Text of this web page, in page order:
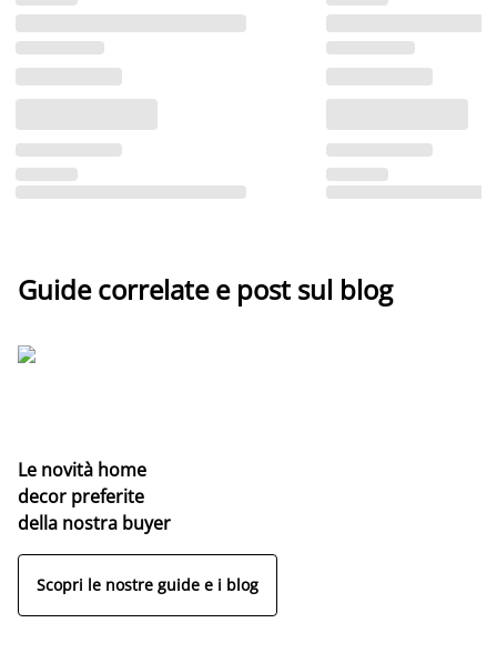
Guide correlate e post sul blog
Le novità home
decor preferite
della nostra buyer
Scopri le nostre guide e i blog